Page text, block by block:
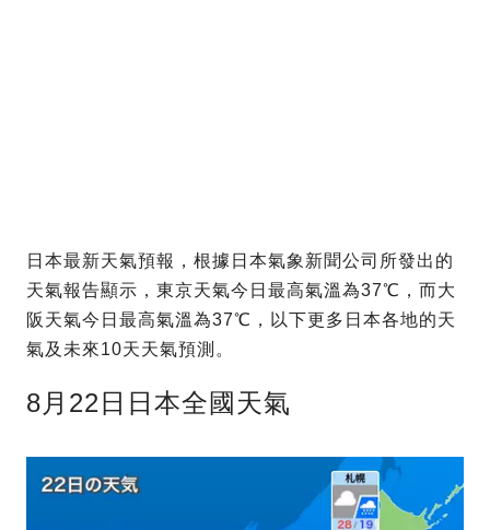
日本最新天氣預報，根據日本氣象新聞公司所發出的
天氣報告顯示，東京天氣今日最高氣溫為37℃，而大
阪天氣今日最高氣溫為37℃，以下更多日本各地的天
氣及未來10天天氣預測。
8月22日日本全國天氣